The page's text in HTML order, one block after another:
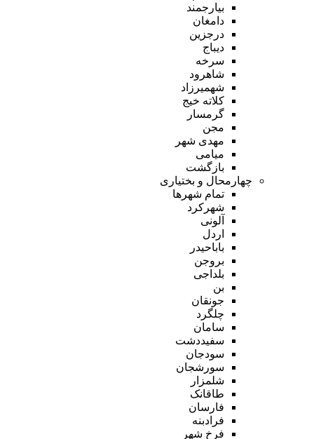
بیارجمند
دامغان
درجزین
دیباج
سرخه
شاهرود
شهمیرزاد
کلاته خیج
گرمسار
مجن
مهدی شهر
میامی
بازگشت
چهارمحال و بختیاری
تمام شهر‌ها
شهرکرد
آلونی
اردل
باباحیدر
بروجن
بلداجی
بن
جونقان
چلگرد
سامان
سفیددشت
سودجان
سورشجان
شلمزار
طاقانک
فارسان
فرادبنه
فرخ شهر